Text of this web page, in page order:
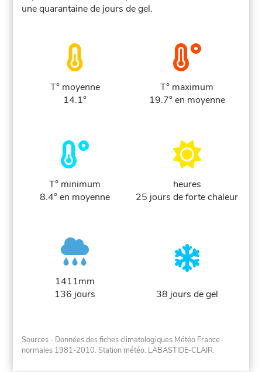
une quarantaine de jours de gel.
T° moyenne
14.1°
T° maximum
19.7° en moyenne
T° minimum
8.4° en moyenne
heures
25 jours de forte chaleur
1411mm
136 jours
38 jours de gel
Sources - Données des fiches climatologiques Météo France ·
normales 1981-2010. Station météo: LABASTIDE-CLAIR.